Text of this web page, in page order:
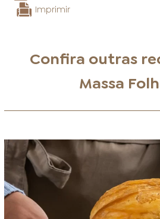
Imprimir
Confira outras
Massa